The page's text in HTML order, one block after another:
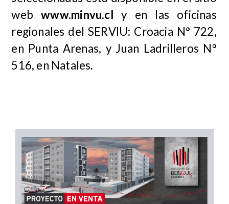
webwww.minvu.cl y en las oficinas
regionales del SERVIU: Croacia N° 722,
en Punta Arenas, y Juan Ladrilleros N°
516, en Natales.